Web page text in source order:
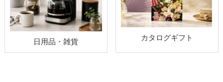
日用品・雑貨 カタログギフト